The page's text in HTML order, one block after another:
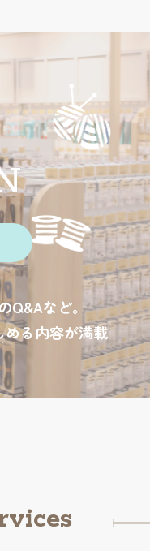
Q&Aなど。
る内容が満載